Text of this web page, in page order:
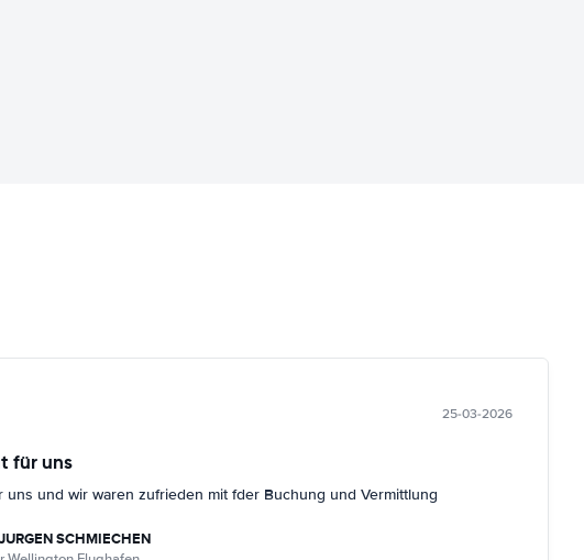
25-03-2026
für uns
uns und wir waren zufrieden mit fder Buchung und Vermittlung
SCHMIECHEN